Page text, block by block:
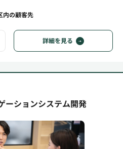
内の顧客先
詳細を見る
ーションシステム開発